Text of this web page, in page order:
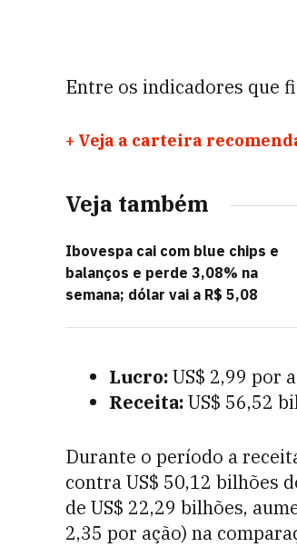
Entre os indicadores que
+ Veja a carteira
Veja também
Ibovespa cai com blue chips e
balanços e perde 3,08% na
semana; dólar vai a R$ 5,08
Lucro:US$ 2,99 por
Receita:US$ 56,52
Durante o período a
contra US$ 50,12 bilhões
de US$ 22,29 bilhões,
2,35 por ação) na